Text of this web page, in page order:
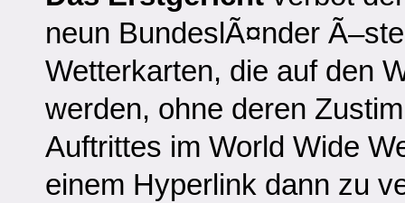
neun BundeslÃ¤nder
Wetterkarten, die auf den
werden, ohne deren
Auftrittes im World Wide
einem Hyperlink dann zu